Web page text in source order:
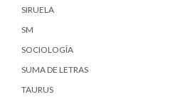
SIRUELA
SM
SOCIOLOGÍA
SUMA DE LETRAS
TAURUS